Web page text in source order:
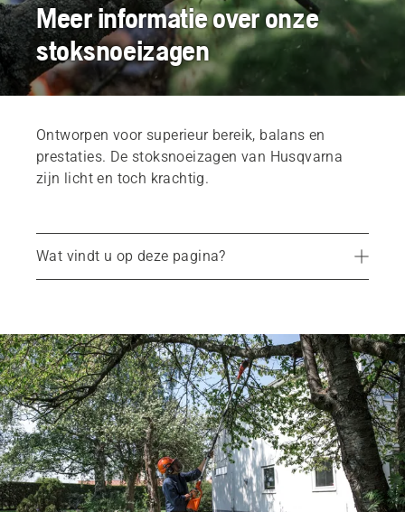
Meer informatie over onze
stoksnoeizagen
Ontworpen voor superieur bereik, balans en
prestaties. De stoksnoeizagen van Husqvarna
zijn licht en toch krachtig.
Wat vindt u op deze pagina?
Aanbevolen producten
Services
Onderdelen en accessoires
Dealerzoeker